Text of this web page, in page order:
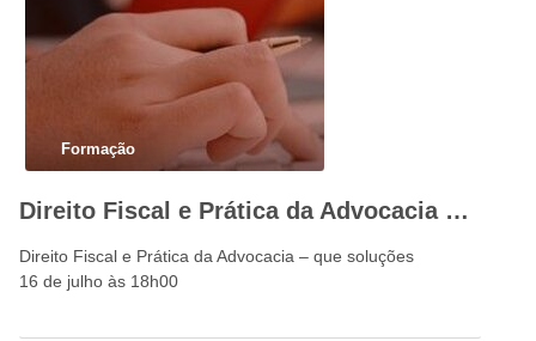
Formação
Direito Fiscal e Prática da Advocacia – que soluções
Direito Fiscal e Prática da Advocacia – que soluções
16 de julho às 18h00